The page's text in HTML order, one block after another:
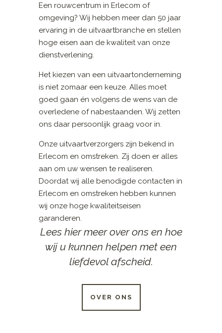
Een rouwcentrum in Erlecom of
omgeving? Wij hebben meer dan 50 jaar
ervaring in de uitvaartbranche en stellen
hoge eisen aan de kwaliteit van onze
dienstverlening.
Het kiezen van een uitvaartonderneming
is niet zomaar een keuze. Alles moet
goed gaan én volgens de wens van de
overledene of nabestaanden. Wij zetten
ons daar persoonlijk graag voor in.
Onze uitvaartverzorgers zijn bekend in
Erlecom en omstreken. Zij doen er alles
aan om uw wensen te realiseren.
Doordat wij alle benodigde contacten in
Erlecom en omstreken hebben kunnen
wij onze hoge kwaliteitseisen
garanderen.
Lees hier meer over ons en hoe
wij u kunnen helpen met een
liefdevol afscheid.
OVER ONS